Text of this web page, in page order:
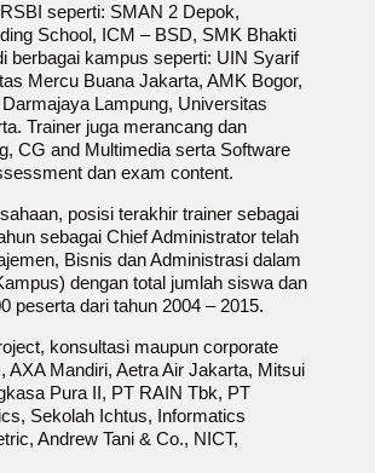
seperti: SMAN 2 Depok,
School, ICM – BSD, SMK Bhakti
berbagai kampus seperti: UIN Syarif
Mercu Buana Jakarta, AMK Bogor,
Lampung, Universitas
Trainer juga merancang dan
CG and Multimedia serta Software
dan exam content.
posisi terakhir trainer sebagai
sebagai Chief Administrator telah
Bisnis dan Administrasi dalam
dengan total jumlah siswa dan
peserta dari tahun 2004 – 2015.
konsultasi maupun corporate
Mandiri, Aetra Air Jakarta, Mitsui
Pura II, PT RAIN Tbk, PT
Sekolah Ichtus, Informatics
Andrew Tani & Co., NICT,